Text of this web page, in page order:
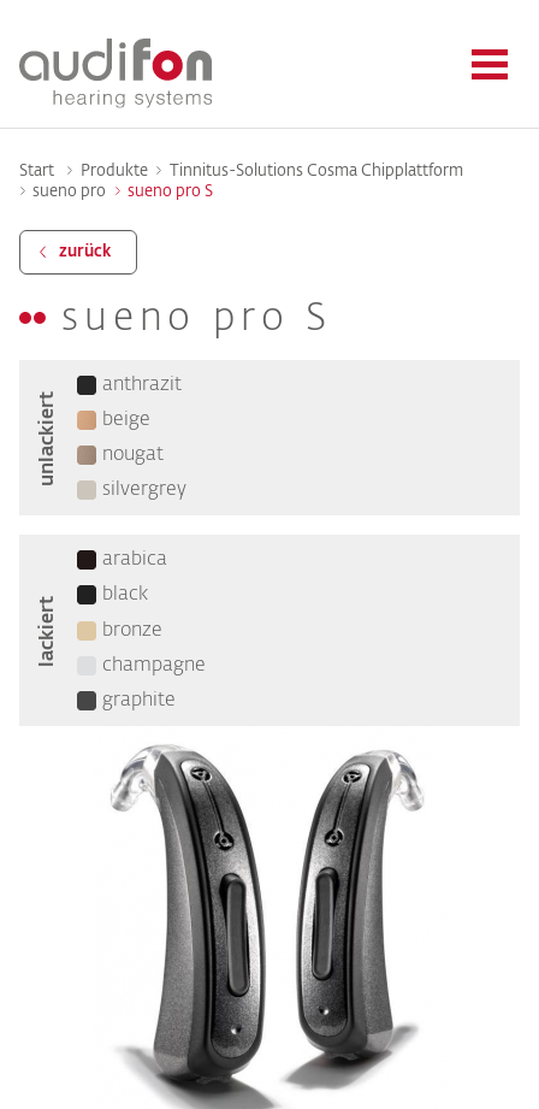
Start Produkte
Tinnitus-Solutions Cosma Chipplattform
sueno pro
sueno pro S
zurück
sueno pro S
unlackiert
anthrazit
beige
nougat
silvergrey
lackiert
arabica
black
bronze
champagne
graphite